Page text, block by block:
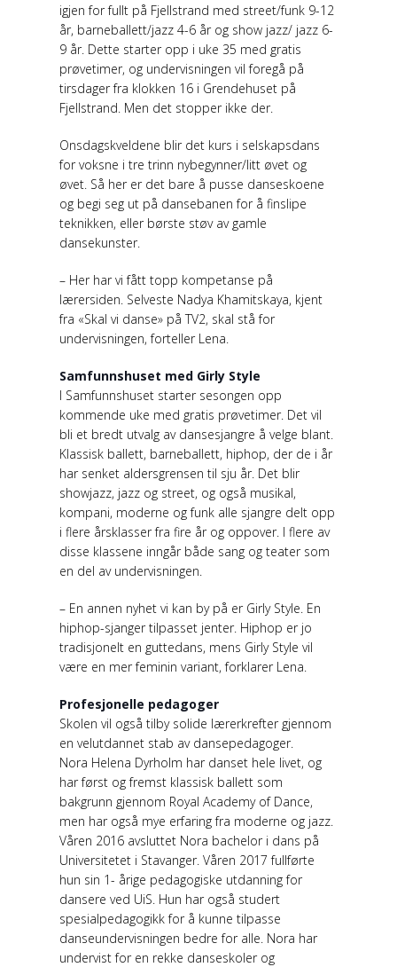
igjen for fullt på Fjellstrand med street/funk 9-12
år, barneballett/jazz 4-6 år og show jazz/ jazz 6-
9 år. Dette starter opp i uke 35 med gratis
prøvetimer, og undervisningen vil foregå på
tirsdager fra klokken 16 i Grendehuset på
Fjellstrand. Men det stopper ikke der.
Onsdagskveldene blir det kurs i selskapsdans
for voksne i tre trinn nybegynner/litt øvet og
øvet. Så her er det bare å pusse danseskoene
og begi seg ut på dansebanen for å finslipe
teknikken, eller børste støv av gamle
dansekunster.
– Her har vi fått topp kompetanse på
lærersiden. Selveste Nadya Khamitskaya, kjent
fra «Skal vi danse» på TV2, skal stå for
undervisningen, forteller Lena.
Samfunnshuset med Girly Style
I Samfunnshuset starter sesongen opp
kommende uke med gratis prøvetimer. Det vil
bli et bredt utvalg av dansesjangre å velge blant.
Klassisk ballett, barneballett, hiphop, der de i år
har senket aldersgrensen til sju år. Det blir
showjazz, jazz og street, og også musikal,
kompani, moderne og funk alle sjangre delt opp
i flere årsklasser fra fire år og oppover. I flere av
disse klassene inngår både sang og teater som
en del av undervisningen.
– En annen nyhet vi kan by på er Girly Style. En
hiphop-sjanger tilpasset jenter. Hiphop er jo
tradisjonelt en guttedans, mens Girly Style vil
være en mer feminin variant, forklarer Lena.
Profesjonelle pedagoger
Skolen vil også tilby solide lærerkrefter gjennom
en velutdannet stab av dansepedagoger.
Nora Helena Dyrholm har danset hele livet, og
har først og fremst klassisk ballett som
bakgrunn gjennom Royal Academy of Dance,
men har også mye erfaring fra moderne og jazz.
Våren 2016 avsluttet Nora bachelor i dans på
Universitetet i Stavanger. Våren 2017 fullførte
hun sin 1- årige pedagogiske utdanning for
dansere ved UiS. Hun har også studert
spesialpedagogikk for å kunne tilpasse
danseundervisningen bedre for alle. Nora har
undervist for en rekke danseskoler og